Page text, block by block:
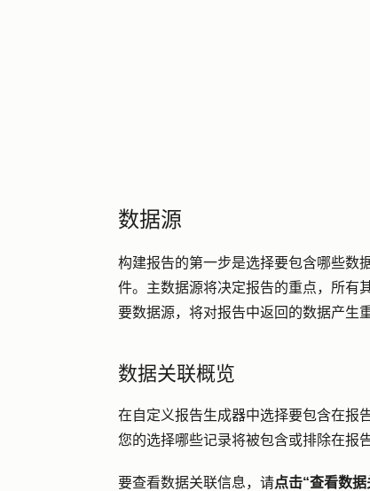
数据源
构建报告的第一步是选择要包含哪些数
件。主数据源将决定报告的重点，所有
要数据源，将对报告中返回的数据产生
数据关联概览
在自定义报告生成器中选择要包含在报
您的选择哪些记录将被包含或排除在报
要查看数据关联信息，请点击“查看数